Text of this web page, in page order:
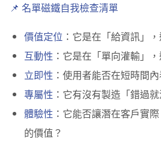
📌 名單磁鐵自我檢查清單
價值定位 ：它是在「給資訊」
互動性 ：它是在「單向灌輸」
立即性 ：使用者能否在短時間
專屬性 ：它有沒有製造「錯過
體驗性 ：它能否讓潛在客戶實
的價值？